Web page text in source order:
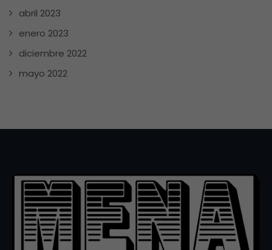
abril 2023
enero 2023
diciembre 2022
mayo 2022